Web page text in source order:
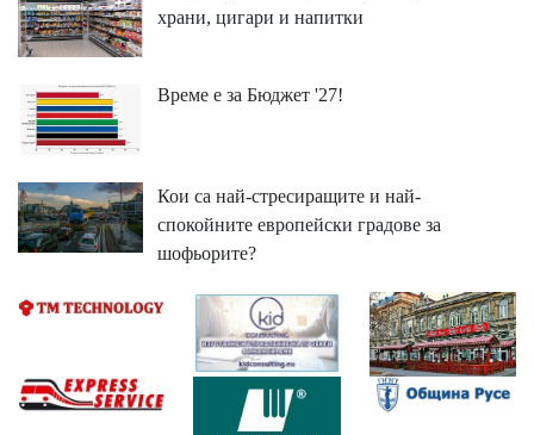
храни, цигари и напитки
Време е за Бюджет '27!
Кои са най-стресиращите и най-
спокойните европейски градове за
шофьорите?